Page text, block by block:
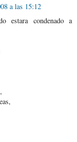
a las 15:12
estara condenado a